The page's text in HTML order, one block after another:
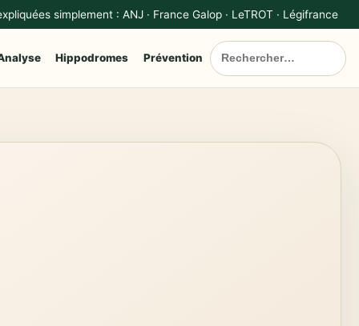
simplement : ANJ · France Galop · LeTROT · Légifrance
Hippodromes Prévention